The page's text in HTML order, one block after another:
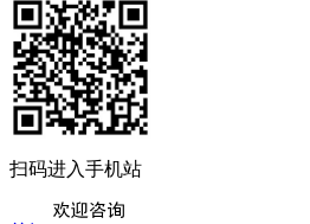
扫码进入手机站